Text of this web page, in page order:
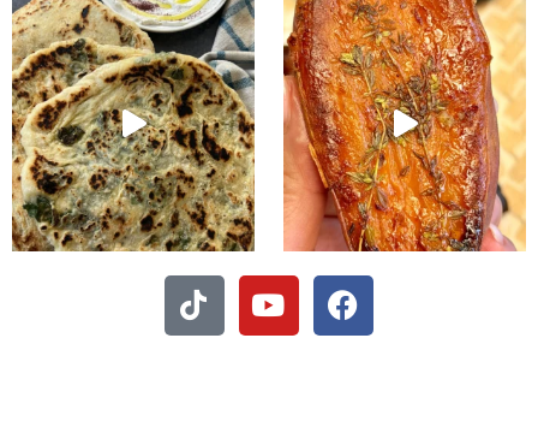
- חיתוכיות ריבה וקוקוס